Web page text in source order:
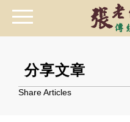
分享文章
Share Articles